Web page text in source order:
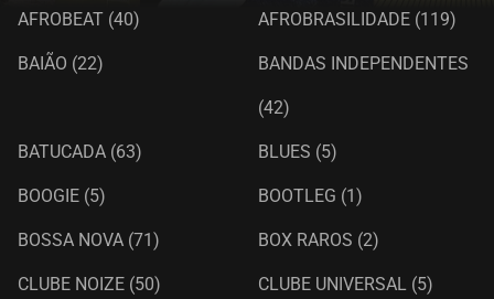
AFROBEAT (40) AFROBRASILIDADE (119)
BAIÃO (22) BANDAS INDEPENDENTES
(42)
BATUCADA (63) BLUES (5)
BOOGIE (5) BOOTLEG (1)
BOSSA NOVA (71) BOX RAROS (2)
CLUBE NOIZE (50) CLUBE UNIVERSAL (5)